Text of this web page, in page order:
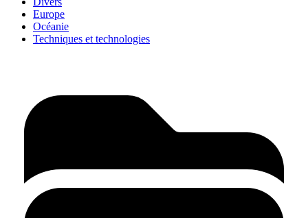
Europe
Océanie
Techniques et technologies